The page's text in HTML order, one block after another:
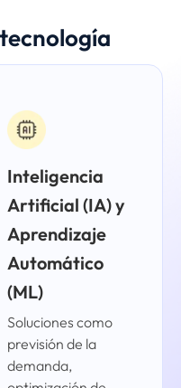
Inteligencia
Artificial (IA) y
Aprendizaje
Automático
(ML)
Soluciones como
previsión de la
demanda,